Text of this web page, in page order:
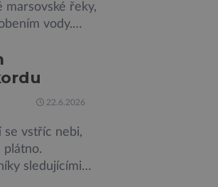
marsovské řeky,
vody.
což jsou
22.6.2026
se vstříc nebi,
plátno.
sledujícími